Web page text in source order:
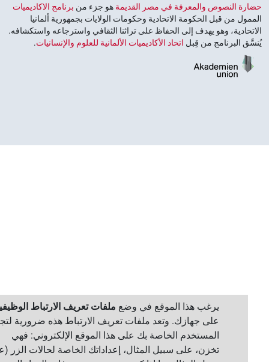
النصوص والمعرفة في مصر القديمةهو جزء من برنامج الاكاديميات
من قبل الحكومة الاتحادية وحكومات الولايات بجمهورية ألمانيا
وهو يهدف إلى الحفاظ على تراثنا الثقافي واسترجاعه واستكشافه.
البرنامج من قِبلاتحاد الأكاديميات الألمانية للعلوم والإنسانيات‏.
يرغب هذا الموقع في وضع ملفات تعريف الارتباط الوظيفية
على جهازك. وتعد ملفات تعريف الارتباط هذه ضرورية لتجربة
المستخدم الخاصة بك على هذا الموقع الإلكتروني: فهي
تخزن، على سبيل المثال، إعداداتك الخاصة لحالات الزر (على